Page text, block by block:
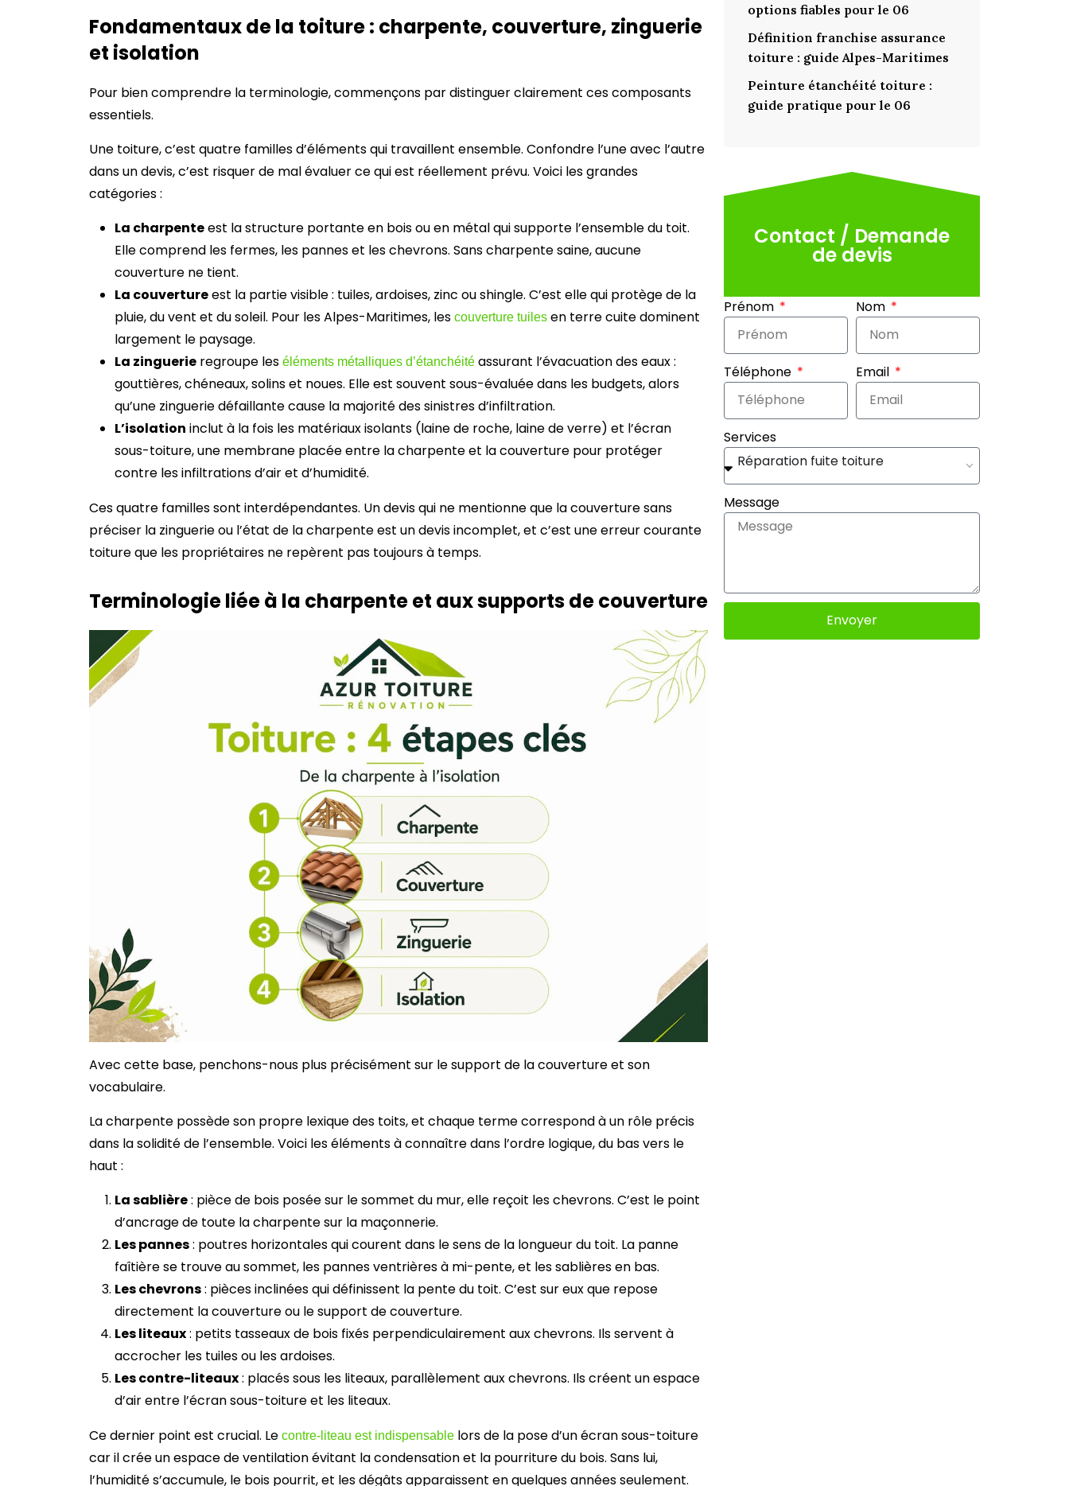
Fondamentaux de la toiture : charpente, couverture, zinguerie
et isolation
Pour bien comprendre la terminologie, commençons par distinguer clairement ces composants
essentiels.
Une toiture, c’est quatre familles d’éléments qui travaillent ensemble. Confondre l’une avec l’autre
dans un devis, c’est risquer de mal évaluer ce qui est réellement prévu. Voici les grandes
catégories :
La charpenteest la structure portante en bois ou en métal qui supporte l’ensemble du toit.
Elle comprend les fermes, les pannes et les chevrons. Sans charpente saine, aucune
couverture ne tient.
La couvertureest la partie visible : tuiles, ardoises, zinc ou shingle. C’est elle qui protège de la
pluie, du vent et du soleil. Pour les Alpes-Maritimes, les couverture tuiles en terre cuite dominent
largement le paysage.
La zinguerie regroupe les éléments métalliques d’étanchéité assurant l’évacuation des eaux :
gouttières, chéneaux, solins et noues. Elle est souvent sous-évaluée dans les budgets, alors
qu’une zinguerie défaillante cause la majorité des sinistres d’infiltration.
L’isolation inclut à la fois les matériaux isolants (laine de roche, laine de verre) et l’écran
sous-toiture, une membrane placée entre la charpente et la couverture pour protéger
contre les infiltrations d’air et d’humidité.
Ces quatre familles sont interdépendantes. Un devis qui ne mentionne que la couverture sans
préciser la zinguerie ou l’état de la charpente est un devis incomplet, et c’est une erreur courante
toiture que les propriétaires ne repèrent pas toujours à temps.
Terminologie liée à la charpente et aux supports de couverture
Avec cette base, penchons-nous plus précisément sur le support de la couverture et son
vocabulaire.
La charpente possède son propre lexique des toits, et chaque terme correspond à un rôle précis
dans la solidité de l’ensemble. Voici les éléments à connaître dans l’ordre logique, du bas vers le
haut :
La sablière: pièce de bois posée sur le sommet du mur, elle reçoit les chevrons. C’est le point
d’ancrage de toute la charpente sur la maçonnerie.
Les pannes: poutres horizontales qui courent dans le sens de la longueur du toit. La panne
faîtière se trouve au sommet, les pannes ventrières à mi-pente, et les sablières en bas.
Les chevrons: pièces inclinées qui définissent la pente du toit. C’est sur eux que repose
directement la couverture ou le support de couverture.
Les liteaux: petits tasseaux de bois fixés perpendiculairement aux chevrons. Ils servent à
accrocher les tuiles ou les ardoises.
Les contre-liteaux: placés sous les liteaux, parallèlement aux chevrons. Ils créent un espace
d’air entre l’écran sous-toiture et les liteaux.
Ce dernier point est crucial. Le contre-liteau est indispensable lors de la pose d’un écran sous-toiture
car il crée un espace de ventilation évitant la condensation et la pourriture du bois. Sans lui,
l’humidité s’accumule, le bois pourrit, et les dégâts apparaissent en quelques années seulement.
options fiables pour le 06
Définition franchise assurance
toiture : guide Alpes-Maritimes
Peinture étanchéité toiture :
guide pratique pour le 06
Contact / Demande
de devis
Prénom Nom
Téléphone Email
Services
Réparation fuite toiture
Message
Envoyer